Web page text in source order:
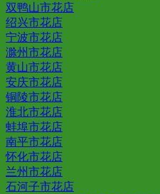
双鸭山市花店
绍兴市花店
宁波市花店
滁州市花店
黄山市花店
安庆市花店
铜陵市花店
淮北市花店
蚌埠市花店
南平市花店
怀化市花店
兰州市花店
石河子市花店